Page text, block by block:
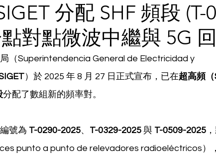
Chile China Colombia
Hong Kong India Indonesia
分配 SHF 頻段 (T-
對點微波中繼與 5G
（Superintendencia General de Electricidad y
）於 2025 年 8 月 27 日正式宣布，已在超高頻
分配了數組新的頻率對。
號為 T-0290-2025、 T-0329-2025 與 T-0509-2025
punto a punto de relevadores radioeléctricos）